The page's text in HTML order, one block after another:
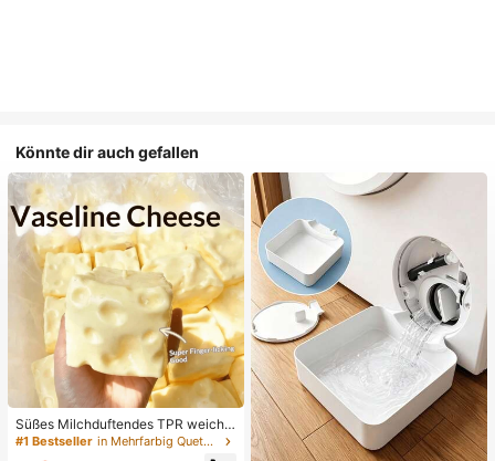
Könnte dir auch gefallen
Süßes Milchduftendes TPR weiche
s quetschbares Dumpling-förmiges
Stressabbau-Spielzeug, 5cm niedli
#1 Bestseller in Mehrfarbig Quetschspielzeug für Teenager